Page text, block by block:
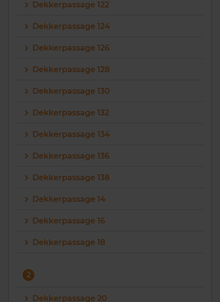
Dekkerpassage 122
Dekkerpassage 124
Dekkerpassage 126
Dekkerpassage 128
Dekkerpassage 130
Dekkerpassage 132
Dekkerpassage 134
Dekkerpassage 136
Dekkerpassage 138
Dekkerpassage 14
Dekkerpassage 16
Dekkerpassage 18
2
Dekkerpassage 20